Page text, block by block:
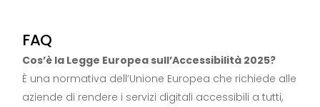
FAQ
Cos’è la Legge Europea sull’Accessibilità 2025?
È una normativa dell’Unione Europea che richiede alle
aziende di rendere i servizi digitali accessibili a tutti,